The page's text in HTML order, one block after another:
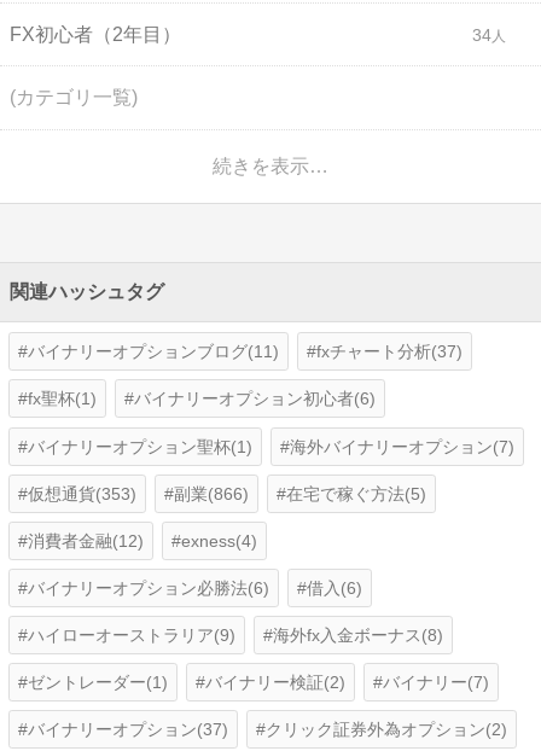
FX初心者（2年目） 34
(カテゴリ一覧)
続きを表示…
関連ハッシュタグ
バイナリーオプションブログ(11) fxチャート分析(37)
fx聖杯(1) バイナリーオプション初心者(6)
バイナリーオプション聖杯(1) 海外バイナリーオプション(7)
仮想通貨(353) 副業(866) 在宅で稼ぐ方法(5)
消費者金融(12) exness(4)
バイナリーオプション必勝法(6) 借入(6)
ハイローオーストラリア(9) 海外fx入金ボーナス(8)
ゼントレーダー(1) バイナリー検証(2) バイナリー(7)
バイナリーオプション(37) クリック証券外為オプション(2)